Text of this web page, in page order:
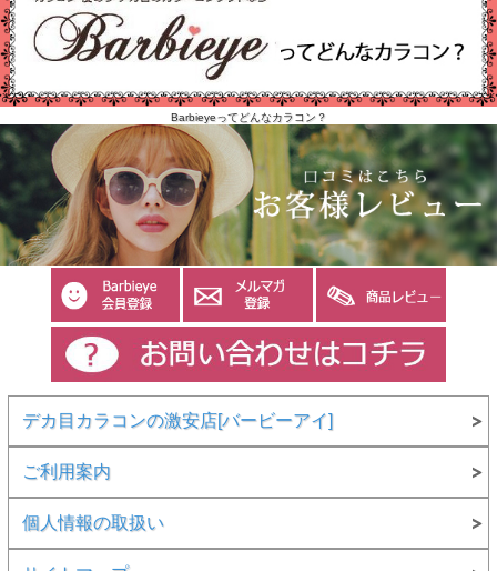
Barbieyeってどんなカラコン？
デカ目カラコンの激安店[バービーアイ]
ご利用案内
個人情報の取扱い